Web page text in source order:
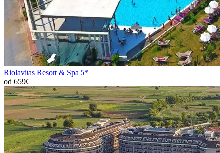
Riolavitas Resort & Spa 5*
od 659€